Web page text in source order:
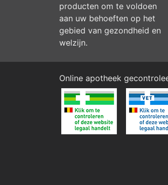
producten om te voldoen
aan uw behoeften op het
gebied van gezondheid en
welzijn.
Online apotheek